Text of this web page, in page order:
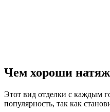
Чем хороши
Этот вид отделки с каждым
популярность, так как